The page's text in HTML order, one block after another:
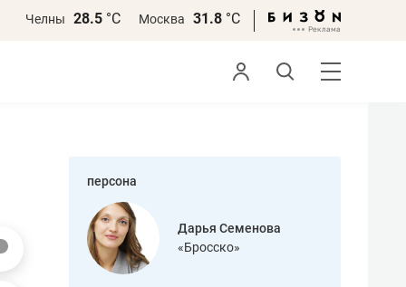
Челны 28.5 °С Москва 31.8 °С
персона
Дарья Семенова
«Бросско»